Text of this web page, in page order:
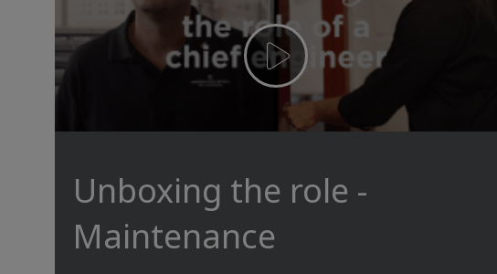
Unboxing the role -
Maintenance